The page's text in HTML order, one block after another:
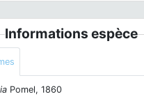
Informations espèce
Pomel, 1860